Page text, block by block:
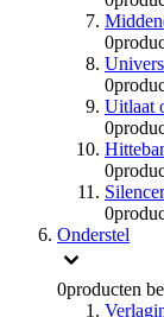
0
0
Uitlaat
0
0
0
Onderstel
0producten